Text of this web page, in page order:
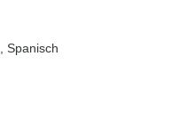
Spanisch